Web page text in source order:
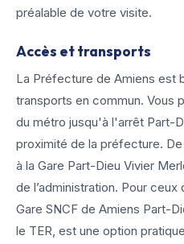
préalable de votre visite.
Accès et transports
La Préfecture de Amiens est
transports en commun. Vous
du métro jusqu'à l'arrêt Part-
proximité de la préfecture.
à la Gare Part-Dieu Vivier
de l’administration. Pour ceux
Gare SNCF de Amiens Part-
le TER, est une option